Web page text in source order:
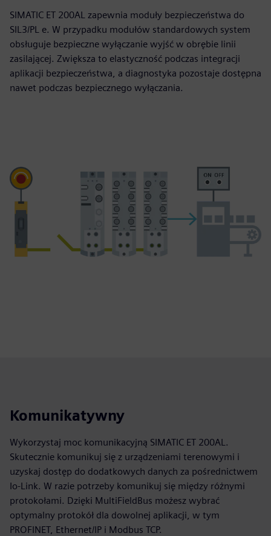
SIMATIC ET 200AL zapewnia moduły bezpieczeństwa do
SIL3/PL e. W przypadku modułów standardowych system
obsługuje bezpieczne wyłączanie wyjść w obrębie linii
zasilającej. Zwiększa to elastyczność podczas integracji
aplikacji bezpieczeństwa, a diagnostyka pozostaje dostępna
nawet podczas bezpiecznego wyłączania.
Komunikatywny
Wykorzystaj moc komunikacyjną SIMATIC ET 200AL.
Skutecznie komunikuj się z urządzeniami terenowymi i
uzyskaj dostęp do dodatkowych danych za pośrednictwem
Io‑Link. W razie potrzeby komunikuj się między różnymi
protokołami. Dzięki MultiFieldBus możesz wybrać
optymalny protokół dla dowolnej aplikacji, w tym
PROFINET, Ethernet/IP i Modbus TCP.